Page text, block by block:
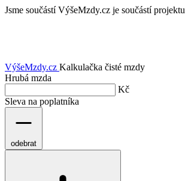
Jsme součástí VýšeMzdy.cz je součástí projektu
VýšeMzdy.cz Kalkulačka čisté mzdy
Hrubá mzda
Kč
Sleva na poplatníka
odebrat